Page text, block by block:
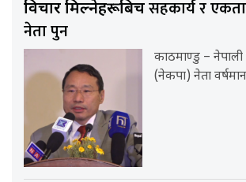
विचार मिल्नेहरूबिचसहकार्य र
नेता पुन
काठमाण्डु – नेपाली
(नेकपा) नेता